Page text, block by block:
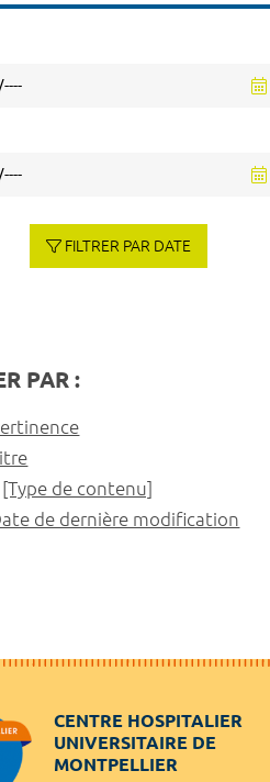
FILTRER PAR DATE
PAR :
[Type de contenu]
de dernière modification
CENTRE HOSPITALIER
UNIVERSITAIRE DE
MONTPELLIER